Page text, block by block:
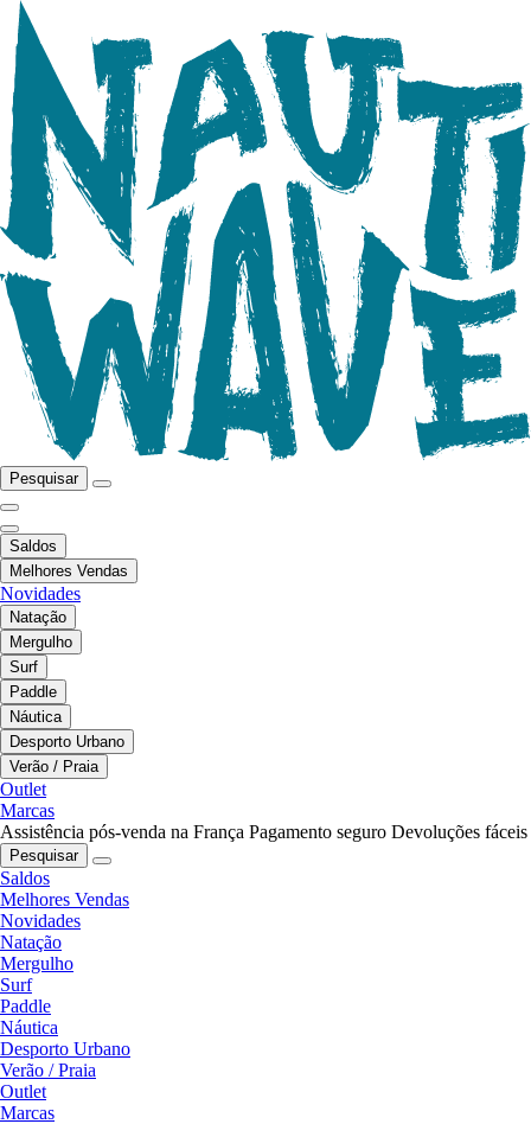
Pesquisar
Saldos
Melhores Vendas
Novidades
Natação
Mergulho
Surf
Paddle
Náutica
Desporto Urbano
Verão / Praia
Outlet
Marcas
Assistência pós-venda na França Pagamento seguro Devoluções fáceis
Pesquisar
Saldos
Melhores Vendas
Novidades
Natação
Mergulho
Surf
Paddle
Náutica
Desporto Urbano
Verão / Praia
Outlet
Marcas